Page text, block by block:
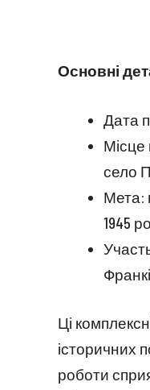
Основні
Дата
Місце
село
Мета:
1945
Ці
історичних
роботи